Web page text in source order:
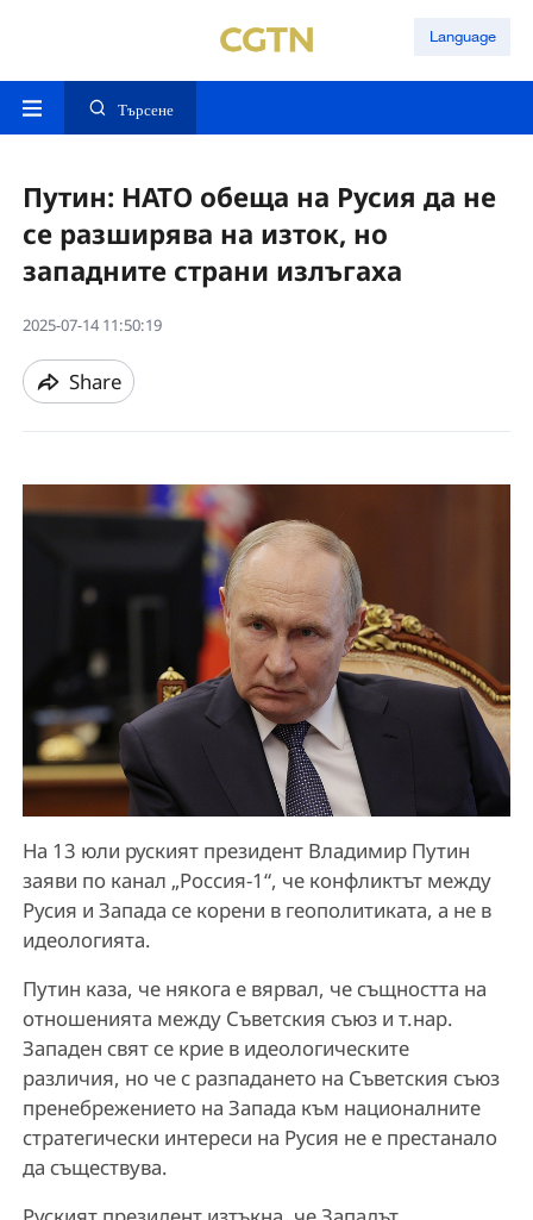
Language
Търсене
Путин: НАТО обеща на Русия да не
се разширява на изток, но
западните страни излъгаха
2025-07-14 11:50:19
Share
На 13 юли руският президент Владимир Путин
заяви по канал „Россия-1“, че конфликтът между
Русия и Запада се корени в геополитиката, а не в
идеологията.
Путин каза, че някога е вярвал, че същността на
отношенията между Съветския съюз и т.нар.
Западен свят се крие в идеологическите
различия, но че с разпадането на Съветския съюз
пренебрежението на Запада към националните
стратегически интереси на Русия не е престанало
да съществува.